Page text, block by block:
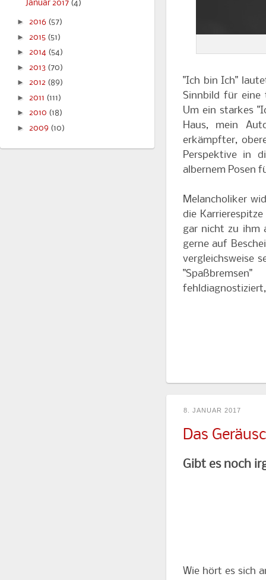
"Ich bin Ich"
Sinnbild für
Um ein starkes
Haus, mein
erkämpfter,
Perspektive in
albernem Posen
Melancholiker
die
gar nicht zu ihm
gerne auf
vergleichsweise
8. JANUAR 2017
Das
Gibt es noch
Wie hört es sich
Januar 2017 (4)
► 2016 (57)
► 2015 (51)
► 2014 (54)
► 2013 (70)
► 2012 (89)
► 2011 (111)
► 2010 (18)
► 2009 (10)